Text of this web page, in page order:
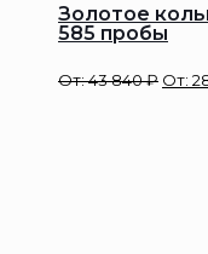
Золотое
585 пробы
От:43 840₽ От: